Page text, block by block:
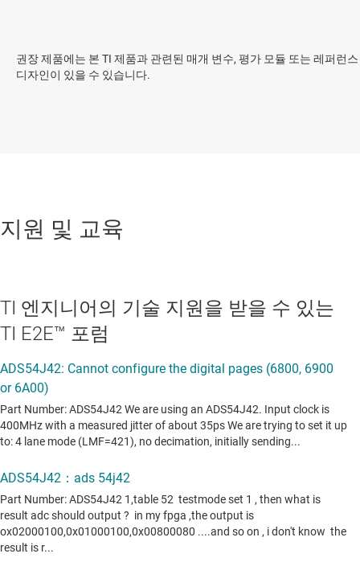
권장 제품에는 본 TI 제품과 관련된 매개 변수, 평가 모듈 또는 레퍼런스
디자인이 있을 수 있습니다.
지원 및 교육
TI 엔지니어의 기술 지원을 받을 수 있는
TI E2E™ 포럼